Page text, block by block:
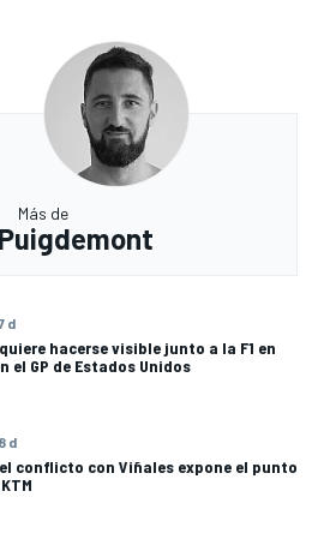
Más de
d
hacerse visible junto a la F1 en
el GP de Estados Unidos
8 d
conflicto con Viñales expone el punto